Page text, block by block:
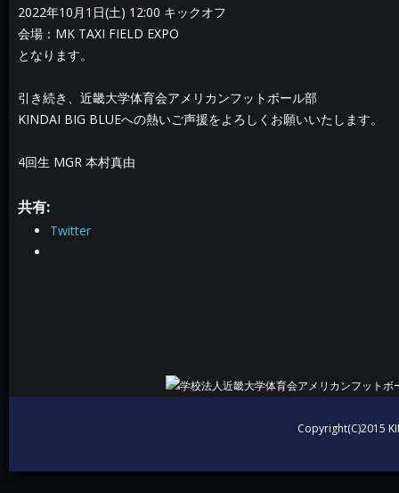
2022年10月1日(土) 12:00 キックオフ
会場：MK TAXI FIELD EXPO
となります。
引き続き、近畿大学体育会アメリカンフットボール部
KINDAI BIG BLUEへの熱いご声援をよろしくお願いいたします。
4回生 MGR 本村真由
共有:
Twitter
Copyright(C)2015